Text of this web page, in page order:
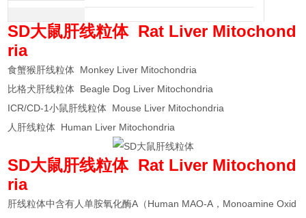
SD大鼠肝线粒体Rat Liver Mitochond
ria
食蟹猴肝线粒体 Monkey Liver Mitochondria
比格犬肝线粒体 Beagle Dog Liver Mitochondria
ICR/CD-1小鼠肝线粒体 Mouse Liver Mitochondria
人肝线粒体 Human Liver Mitochondria
SD大鼠肝线粒体Rat Liver Mitochond
ria
肝线粒体中含有人单胺氧化酶A（Human MAO-A，Monoamine Oxid